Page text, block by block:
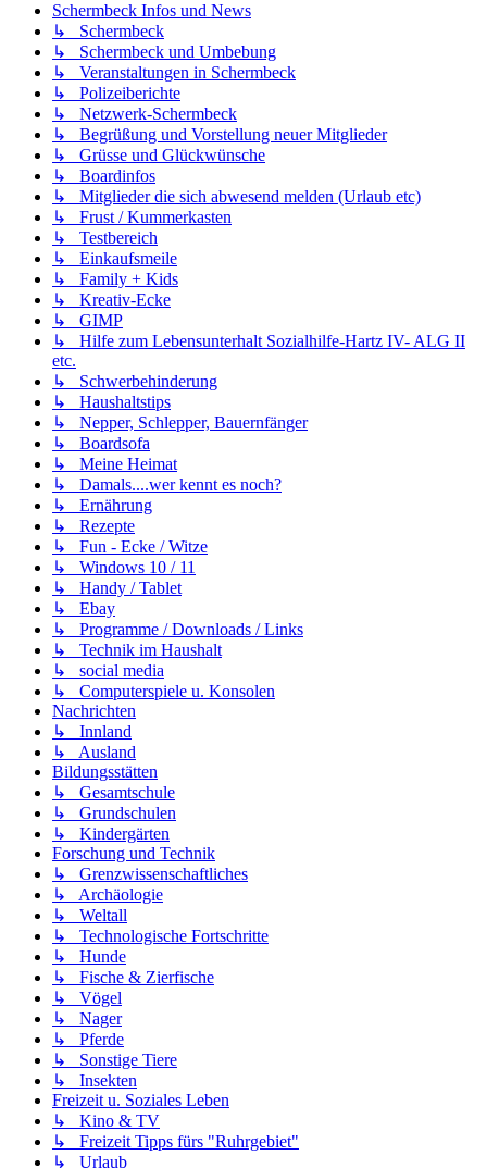
Schermbeck Infos und News
↳ Schermbeck
↳ Schermbeck und Umbebung
↳ Veranstaltungen in Schermbeck
↳ Polizeiberichte
↳ Netzwerk-Schermbeck
↳ Begrüßung und Vorstellung neuer Mitglieder
↳ Grüsse und Glückwünsche
↳ Boardinfos
↳ Mitglieder die sich abwesend melden (Urlaub etc)
↳ Frust / Kummerkasten
↳ Testbereich
↳ Einkaufsmeile
↳ Family + Kids
↳ Kreativ-Ecke
↳ GIMP
↳ Hilfe zum Lebensunterhalt Sozialhilfe-Hartz IV- ALG II
etc.
↳ Schwerbehinderung
↳ Haushaltstips
↳ Nepper, Schlepper, Bauernfänger
↳ Boardsofa
↳ Meine Heimat
↳ Damals....wer kennt es noch?
↳ Ernährung
↳ Rezepte
↳ Fun - Ecke / Witze
↳ Windows 10 / 11
↳ Handy / Tablet
↳ Ebay
↳ Programme / Downloads / Links
↳ Technik im Haushalt
↳ social media
↳ Computerspiele u. Konsolen
Nachrichten
↳ Innland
↳ Ausland
Bildungsstätten
↳ Gesamtschule
↳ Grundschulen
↳ Kindergärten
Forschung und Technik
↳ Grenzwissenschaftliches
↳ Archäologie
↳ Weltall
↳ Technologische Fortschritte
↳ Hunde
↳ Fische & Zierfische
↳ Vögel
↳ Nager
↳ Pferde
↳ Sonstige Tiere
↳ Insekten
Freizeit u. Soziales Leben
↳ Kino & TV
↳ Freizeit Tipps fürs "Ruhrgebiet"
↳ Urlaub